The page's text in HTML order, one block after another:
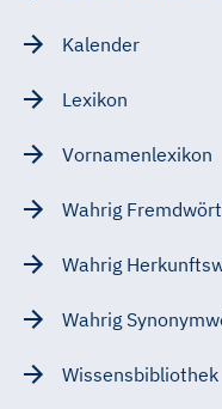
Kalender
Lexikon
Vornamenlexikon
Wahrig
Wahrig
Wahrig
Wissensbibliothek